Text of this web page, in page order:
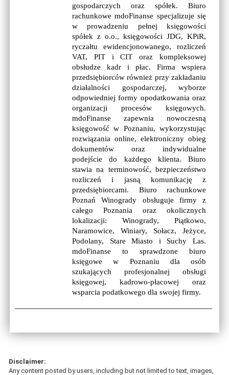
gospodarczych oraz spółek. Biuro
rachunkowe mdoFinanse specjalizuje się
w prowadzeniu pełnej księgowości
spółek z o.o., księgowości JDG, KPiR,
ryczałtu ewidencjonowanego, rozliczeń
VAT, PIT i CIT oraz kompleksowej
obsłudze kadr i płac. Firma wspiera
przedsiębiorców również przy zakładaniu
działalności gospodarczej, wyborze
odpowiedniej formy opodatkowania oraz
organizacji procesów księgowych.
mdoFinanse zapewnia nowoczesną
księgowość w Poznaniu, wykorzystując
rozwiązania online, elektroniczny obieg
dokumentów oraz indywidualne
podejście do każdego klienta. Biuro
stawia na terminowość, bezpieczeństwo
rozliczeń i jasną komunikację z
przedsiębiorcami. Biuro rachunkowe
Poznań Winogrady obsługuje firmy z
całego Poznania oraz okolicznych
lokalizacji: Winogrady, Piątkowo,
Naramowice, Winiary, Sołacz, Jeżyce,
Podolany, Stare Miasto i Suchy Las.
mdoFinanse to sprawdzone biuro
księgowe w Poznaniu dla osób
szukających profesjonalnej obsługi
księgowej, kadrowo-płacowej oraz
wsparcia podatkowego dla swojej firmy.
Disclaimer:
Any content posted by users, including but not limited to text, images,